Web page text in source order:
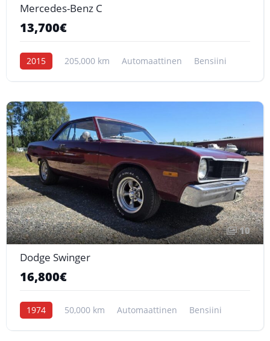
Mercedes-Benz C
13,700€
2015 205,000 km Automaattinen Bensiini
10
Dodge Swinger
16,800€
1974 50,000 km Automaattinen Bensiini